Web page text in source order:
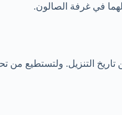
في غرفة الصالون.
الأشقر صوفيا وحصل على 5 آلاف إعجاب خلال ساعتين